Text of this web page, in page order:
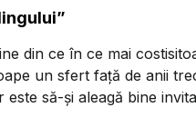
din ce în ce mai
un sfert față de anii
să-și aleagă bine